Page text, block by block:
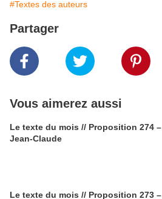
#Textes des auteurs
Partager
Vous aimerez aussi
Le texte du mois // Proposition 274 –
Jean-Claude
Le texte du mois // Proposition 273 –